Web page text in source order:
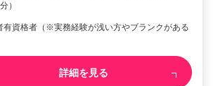
）
有資格者（※実務経験が浅い方やブランクがある
詳細を見る